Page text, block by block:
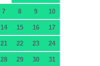
7 8 9 10
14 15 16 17
21 22 23 24
28 29 30 31